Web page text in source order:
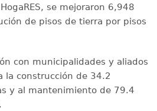
se mejoraron 6,948
de pisos de tierra por pisos
con municipalidades y aliados
la construcción de 34.2
y al mantenimiento de 79.4